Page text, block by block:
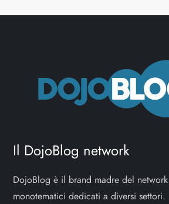
Il DojoBlog network
DojoBlog è il brand madre del
monotematici dedicati a diversi settori.